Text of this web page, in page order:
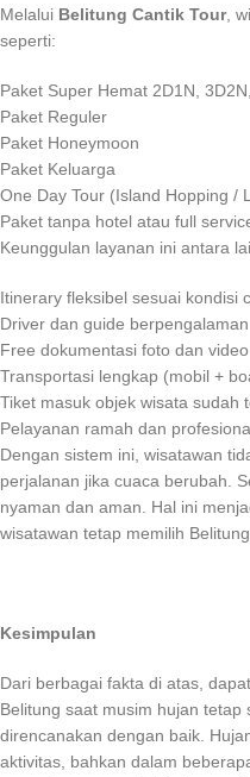
Melalui Belitung Cantik Tour,
seperti:
Paket Super Hemat 2D1N,
Paket Reguler
Paket Honeymoon
Paket Keluarga
One Day Tour (Island Hopping /
Paket tanpa hotel atau full
Keunggulan layanan ini antara
Itinerary fleksibel sesuai kondisi
Driver dan guide berpengalaman
Free dokumentasi foto dan video
Transportasi lengkap (mobil +
Tiket masuk objek wisata sudah
Pelayanan ramah dan
Dengan sistem ini, wisatawan
perjalanan jika cuaca berubah.
nyaman dan aman. Hal ini
wisatawan tetap memilih
Kesimpulan
Dari berbagai fakta di atas,
Belitung saat musim hujan tetap
direncanakan dengan baik.
aktivitas, bahkan dalam